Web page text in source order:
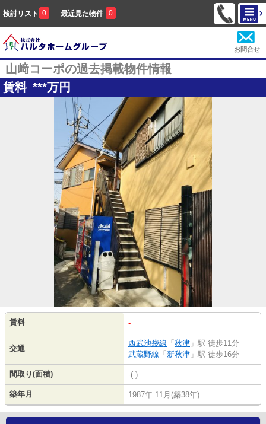
検討リスト 0 最近見た物件 0
お問合せ
山﨑コーポの過去掲載物件情報
賃料 ***万円
賃料 -
交通
西武池袋線 「 秋津 」駅 徒歩11分
武蔵野線 「 新秋津 」駅 徒歩16分
間取り(面積) -(-)
築年月 1987年 11月(築38年)